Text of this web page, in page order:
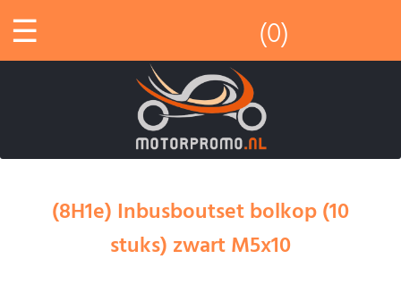
☰ (0)
(8H1e) Inbusboutset bolkop (10
stuks) zwart M5x10